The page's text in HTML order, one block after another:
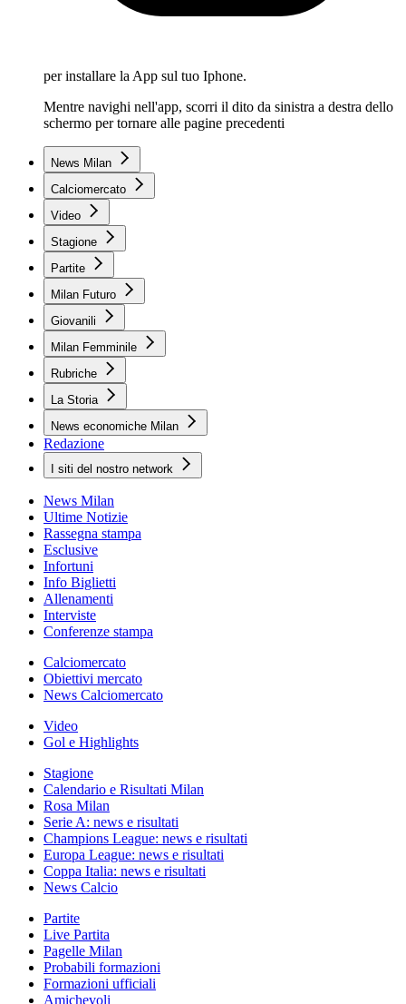
per installare la App sul tuo Iphone.
Mentre navighi nell'app, scorri il dito da sinistra a destra dello
schermo per tornare alle pagine precedenti
News Milan
Calciomercato
Video
Stagione
Partite
Milan Futuro
Giovanili
Milan Femminile
Rubriche
La Storia
News economiche Milan
Redazione
I siti del nostro network
News Milan
Ultime Notizie
Rassegna stampa
Esclusive
Infortuni
Info Biglietti
Allenamenti
Interviste
Conferenze stampa
Calciomercato
Obiettivi mercato
News Calciomercato
Video
Gol e Highlights
Stagione
Calendario e Risultati Milan
Rosa Milan
Serie A: news e risultati
Champions League: news e risultati
Europa League: news e risultati
Coppa Italia: news e risultati
News Calcio
Partite
Live Partita
Pagelle Milan
Probabili formazioni
Formazioni ufficiali
Amichevoli